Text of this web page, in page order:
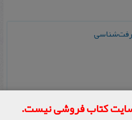
کتاب فروشی نیست.